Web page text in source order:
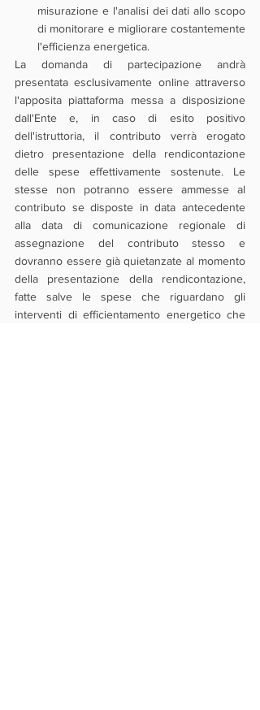
misurazione e l'analisi dei dati allo scopo
di monitorare e migliorare costantemente
l'efficienza energetica.
La domanda di partecipazione andrà
presentata esclusivamente online attraverso
l'apposita piattaforma messa a disposizione
dall'Ente e, in caso di esito positivo
dell'istruttoria, il contributo verrà erogato
dietro presentazione della rendicontazione
delle spese effettivamente sostenute. Le
stesse non potranno essere ammesse al
contributo se disposte in data antecedente
alla data di comunicazione regionale di
assegnazione del contributo stesso e
dovranno essere già quietanzate al momento
della presentazione della rendicontazione,
fatte salve le spese che riguardano gli
interventi di efficientamento energetico che